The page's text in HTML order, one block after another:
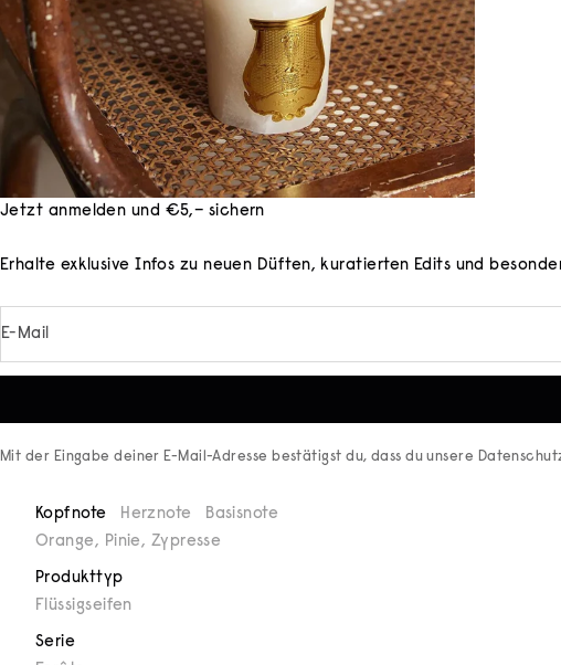
Jetzt anmelden und €5,– sichern
Erhalte exklusive Infos zu neuen Düften, kuratierten Edits und
E-Mail
Mit der Eingabe deiner E-Mail-Adresse bestätigst du, dass du unsere
Kopfnote Herznote
Basisnote
Orange, Pinie, Zypresse
Produkttyp
Flüssig­­seifen
Serie